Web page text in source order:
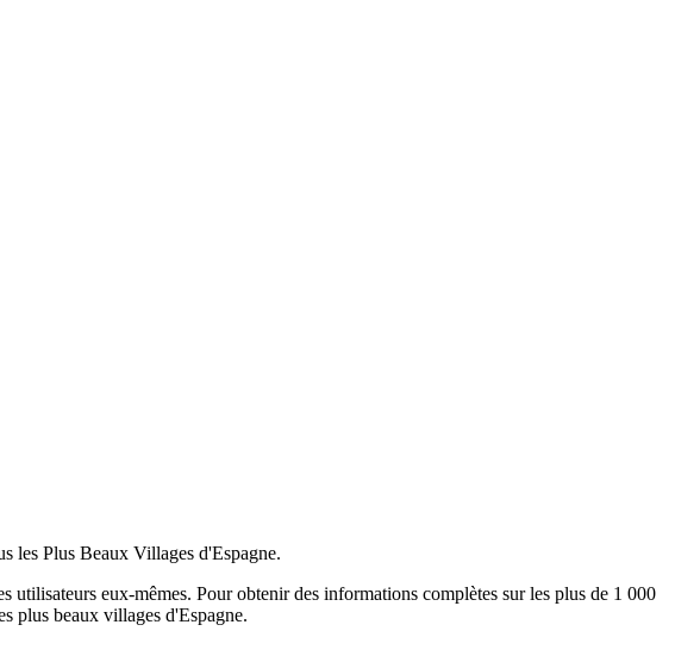
les Plus Beaux Villages d'Espagne.
utilisateurs eux-mêmes. Pour obtenir des informations complètes sur les plus de 1 000
plus beaux villages d'Espagne.